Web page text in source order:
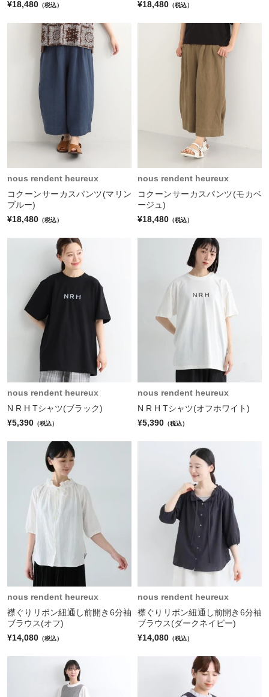
¥18,480 （税込） ¥18,480 （税込）
nous rendent heureux
コクーンサーカスパンツ(マリン
ブルー)
¥18,480 （税込）
nous rendent heureux
コクーンサーカスパンツ(モカベ
ージュ)
¥18,480 （税込）
nous rendent heureux
N R H Tシャツ(ブラック)
¥5,390 （税込）
nous rendent heureux
N R H Tシャツ(オフホワイト)
¥5,390 （税込）
nous rendent heureux
襟ぐりリボン紐通し前開き6分袖
ブラウス(オフ)
¥14,080 （税込）
nous rendent heureux
襟ぐりリボン紐通し前開き6分袖
ブラウス(ダークネイビー)
¥14,080 （税込）